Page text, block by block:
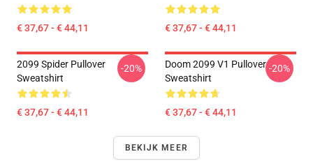
€ 37,67 - € 44,11 € 37,67 - € 44,11
2099 Spider Pullover
Sweatshirt
€ 37,67 - € 44,11
-20%
Doom 2099 V1 Pullover
Sweatshirt
€ 37,67 - € 44,11
-20%
BEKIJK MEER